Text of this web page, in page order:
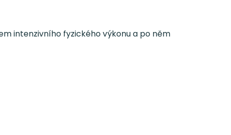
intenzivního fyzického výkonu a po něm